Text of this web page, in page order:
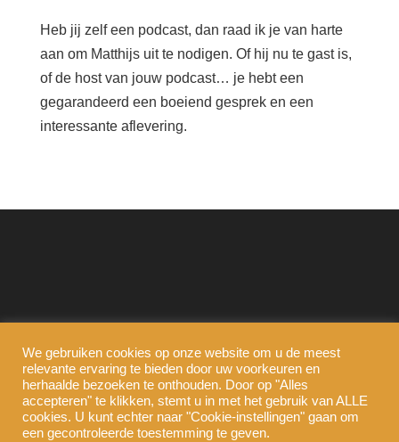
Heb jij zelf een podcast, dan raad ik je van harte
aan om Matthijs uit te nodigen. Of hij nu te gast is,
of de host van jouw podcast… je hebt een
gegarandeerd een boeiend gesprek en een
interessante aflevering.
We gebruiken cookies op onze website om u de meest
relevante ervaring te bieden door uw voorkeuren en
herhaalde bezoeken te onthouden. Door op "Alles
accepteren" te klikken, stemt u in met het gebruik van ALLE
cookies. U kunt echter naar "Cookie-instellingen" gaan om
een gecontroleerde toestemming te geven.